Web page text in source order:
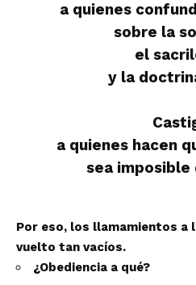
a quienes
sobre la
el
y la
a quienes hacen
sea imposible
Por eso, los llamamientos a
vuelto tan vacíos.
¿Obediencia a qué?